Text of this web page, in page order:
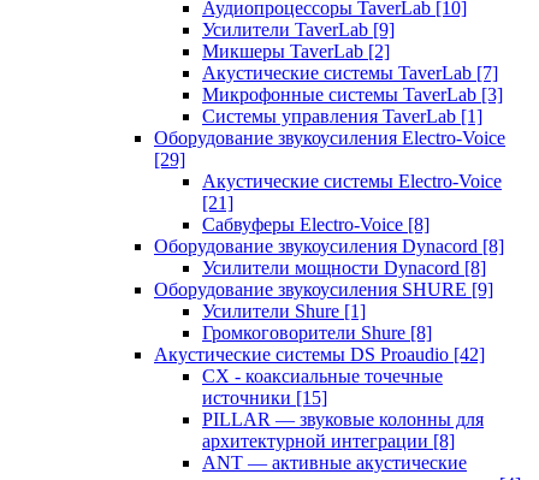
Аудиопроцессоры TaverLab [10]
Усилители TaverLab [9]
Микшеры TaverLab [2]
Акустические системы TaverLab [7]
Микрофонные системы TaverLab [3]
Системы управления TaverLab [1]
Оборудование звукоусиления Electro-Voice
[29]
Акустические системы Electro-Voice
[21]
Сабвуферы Electro-Voice [8]
Оборудование звукоусиления Dynacord [8]
Усилители мощности Dynacord [8]
Оборудование звукоусиления SHURE [9]
Усилители Shure [1]
Громкоговорители Shure [8]
Акустические системы DS Proaudio [42]
CX - коаксиальные точечные
источники [15]
PILLAR — звуковые колонны для
архитектурной интеграции [8]
ANT — активные акустические